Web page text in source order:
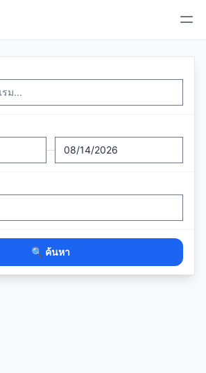
—
🔍 ค้นหา